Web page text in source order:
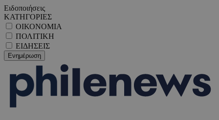
Ειδοποιήσεις
ΚΑΤΗΓΟΡΙΕΣ
ΟΙΚΟΝΟΜΙΑ
ΠΟΛΙΤΙΚΗ
ΕΙΔΗΣΕΙΣ